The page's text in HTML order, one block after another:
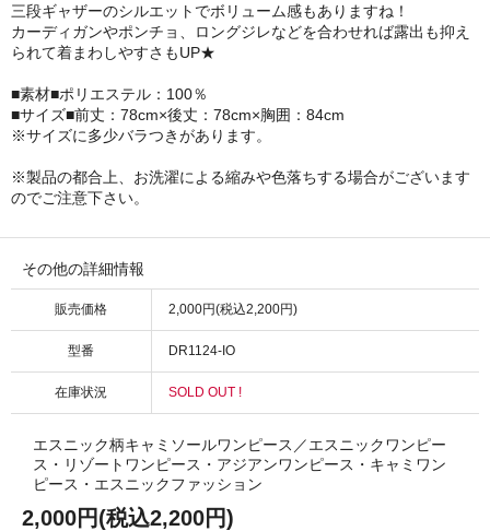
三段ギャザーのシルエットでボリューム感もありますね！
カーディガンやポンチョ、ロングジレなどを合わせれば露出も抑え
られて着まわしやすさもUP★
■素材■ポリエステル：100％
■サイズ■前丈：78cm×後丈：78cm×胸囲：84cm
※サイズに多少バラつきがあります。
※製品の都合上、お洗濯による縮みや色落ちする場合がございます
のでご注意下さい。
その他の詳細情報
販売価格 2,000円(税込2,200円)
型番 DR1124-IO
在庫状況 SOLD OUT !
エスニック柄キャミソールワンピース／エスニックワンピー
ス・リゾートワンピース・アジアンワンピース・キャミワン
ピース・エスニックファッション
2,000円(税込2,200円)